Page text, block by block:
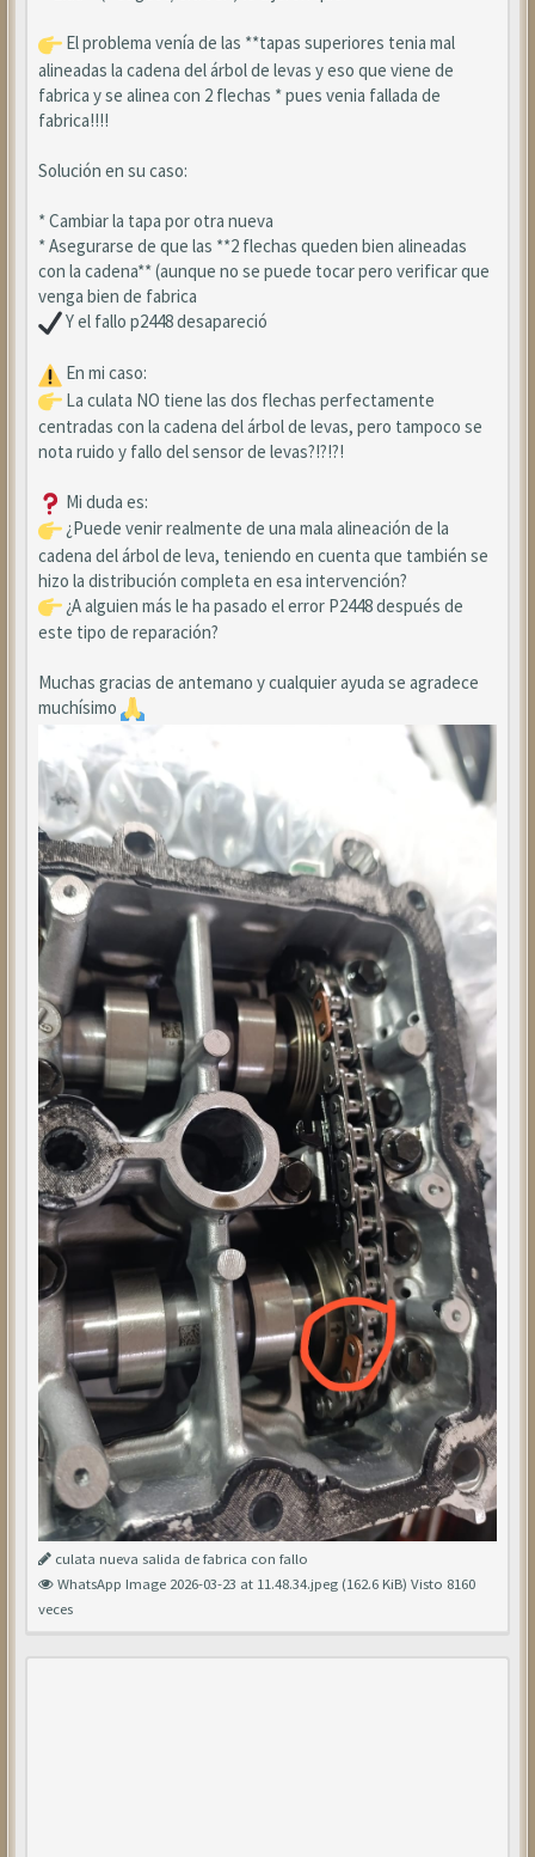
El problema venía de las **tapas superiores tenia mal
alineadas la cadena del árbol de levas y eso que viene de
fabrica y se alinea con 2 flechas * pues venia fallada de
fabrica!!!!
Solución en su caso:
* Cambiar la tapa por otra nueva
* Asegurarse de que las **2 flechas queden bien alineadas
con la cadena** (aunque no se puede tocar pero verificar que
venga bien de fabrica
Y el fallo p2448 desapareció
En mi caso:
La culata NO tiene las dos flechas perfectamente
centradas con la cadena del árbol de levas, pero tampoco se
nota ruido y fallo del sensor de levas?!?!?!
Mi duda es:
¿Puede venir realmente de una mala alineación de la
cadena del árbol de leva, teniendo en cuenta que también se
hizo la distribución completa en esa intervención?
¿A alguien más le ha pasado el error P2448 después de
este tipo de reparación?
Muchas gracias de antemano y cualquier ayuda se agradece
muchísimo
culata nueva salida de fabrica con fallo
WhatsApp Image 2026-03-23 at 11.48.34.jpeg (162.6 KiB) Visto 8160
veces